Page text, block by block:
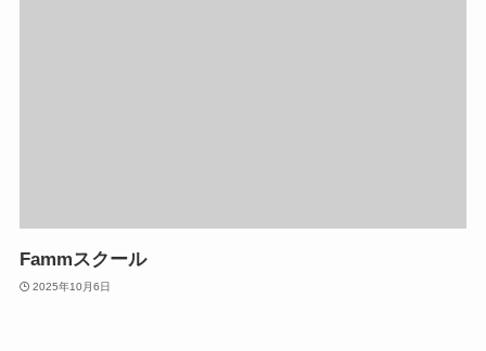
Fammスクール
2025年10月6日